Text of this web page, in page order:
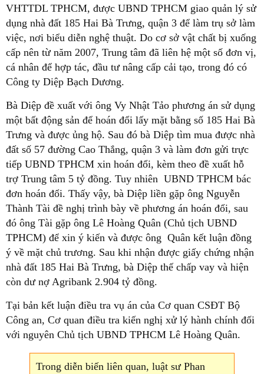
VHTTDL TPHCM, được UBND TPHCM giao quản lý sử
dụng nhà đất 185 Hai Bà Trưng, quận 3 để làm trụ sở làm
việc, nơi biểu diễn nghệ thuật. Do cơ sở vật chất bị xuống
cấp nên từ năm 2007, Trung tâm đã liên hệ một số đơn vị,
cá nhân để hợp tác, đầu tư nâng cấp cải tạo, trong đó có
Công ty Diệp Bạch Dương.
Bà Diệp đề xuất với ông Vy Nhật Tảo phương án sử dụng
một bất động sản để hoán đổi lấy mặt bằng số 185 Hai Bà
Trưng và được ủng hộ. Sau đó bà Diệp tìm mua được nhà
đất số 57 đường Cao Thắng, quận 3 và làm đơn gửi trực
tiếp UBND TPHCM xin hoán đổi, kèm theo đề xuất hỗ
trợ Trung tâm 5 tỷ đồng. Tuy nhiên UBND TPHCM bác
đơn hoán đổi. Thấy vậy, bà Diệp liền gặp ông Nguyễn
Thành Tài đề nghị trình bày về phương án hoán đổi, sau
đó ông Tài gặp ông Lê Hoàng Quân (Chủ tịch UBND
TPHCM) để xin ý kiến và được ông Quân kết luận đồng
ý về mặt chủ trương. Sau khi nhận được giấy chứng nhận
nhà đất 185 Hai Bà Trưng, bà Diệp thế chấp vay và hiện
còn dư nợ Agribank 2.904 tỷ đồng.
Tại bản kết luận điều tra vụ án của Cơ quan CSĐT Bộ
Công an, Cơ quan điều tra kiến nghị xử lý hành chính đối
với nguyên Chủ tịch UBND TPHCM Lê Hoàng Quân.
Trong diễn biến liên quan, luật sư Phan